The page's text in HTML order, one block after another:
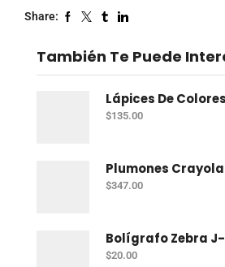
Share:
También Te Puede
$135.00
$347.00
$20.00